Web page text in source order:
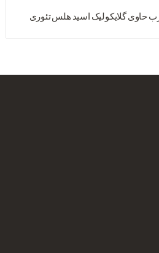
حاوی گلایکولیک اسید هلس تئوری